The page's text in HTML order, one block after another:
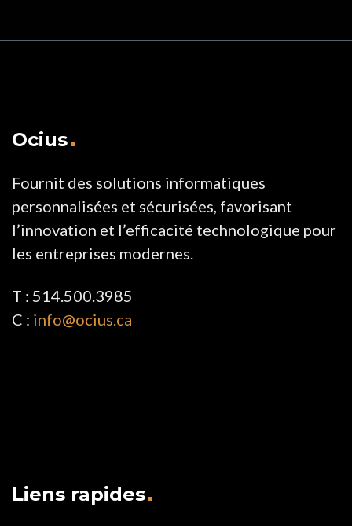
Ocius
Fournit des solutions informatiques
personnalisées et sécurisées, favorisant
l’innovation et l’efficacité technologique pour
les entreprises modernes.
T : 514.500.3985
C : info@ocius.ca
Liens rapides